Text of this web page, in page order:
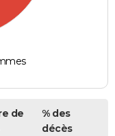
de
% des
décès